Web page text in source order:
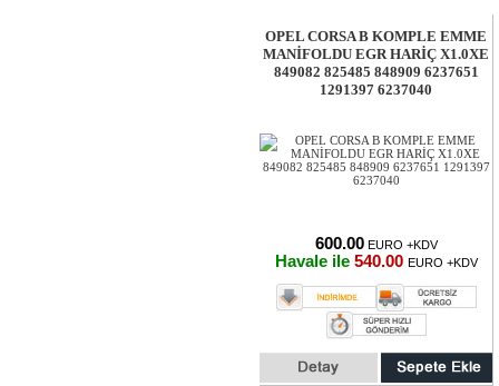
OPEL CORSA B KOMPLE EMME
MANİFOLDU EGR HARİÇ X1.0XE
849082 825485 848909 6237651
1291397 6237040
600.00 EURO +KDV
Havale ile 540.00 EURO +KDV